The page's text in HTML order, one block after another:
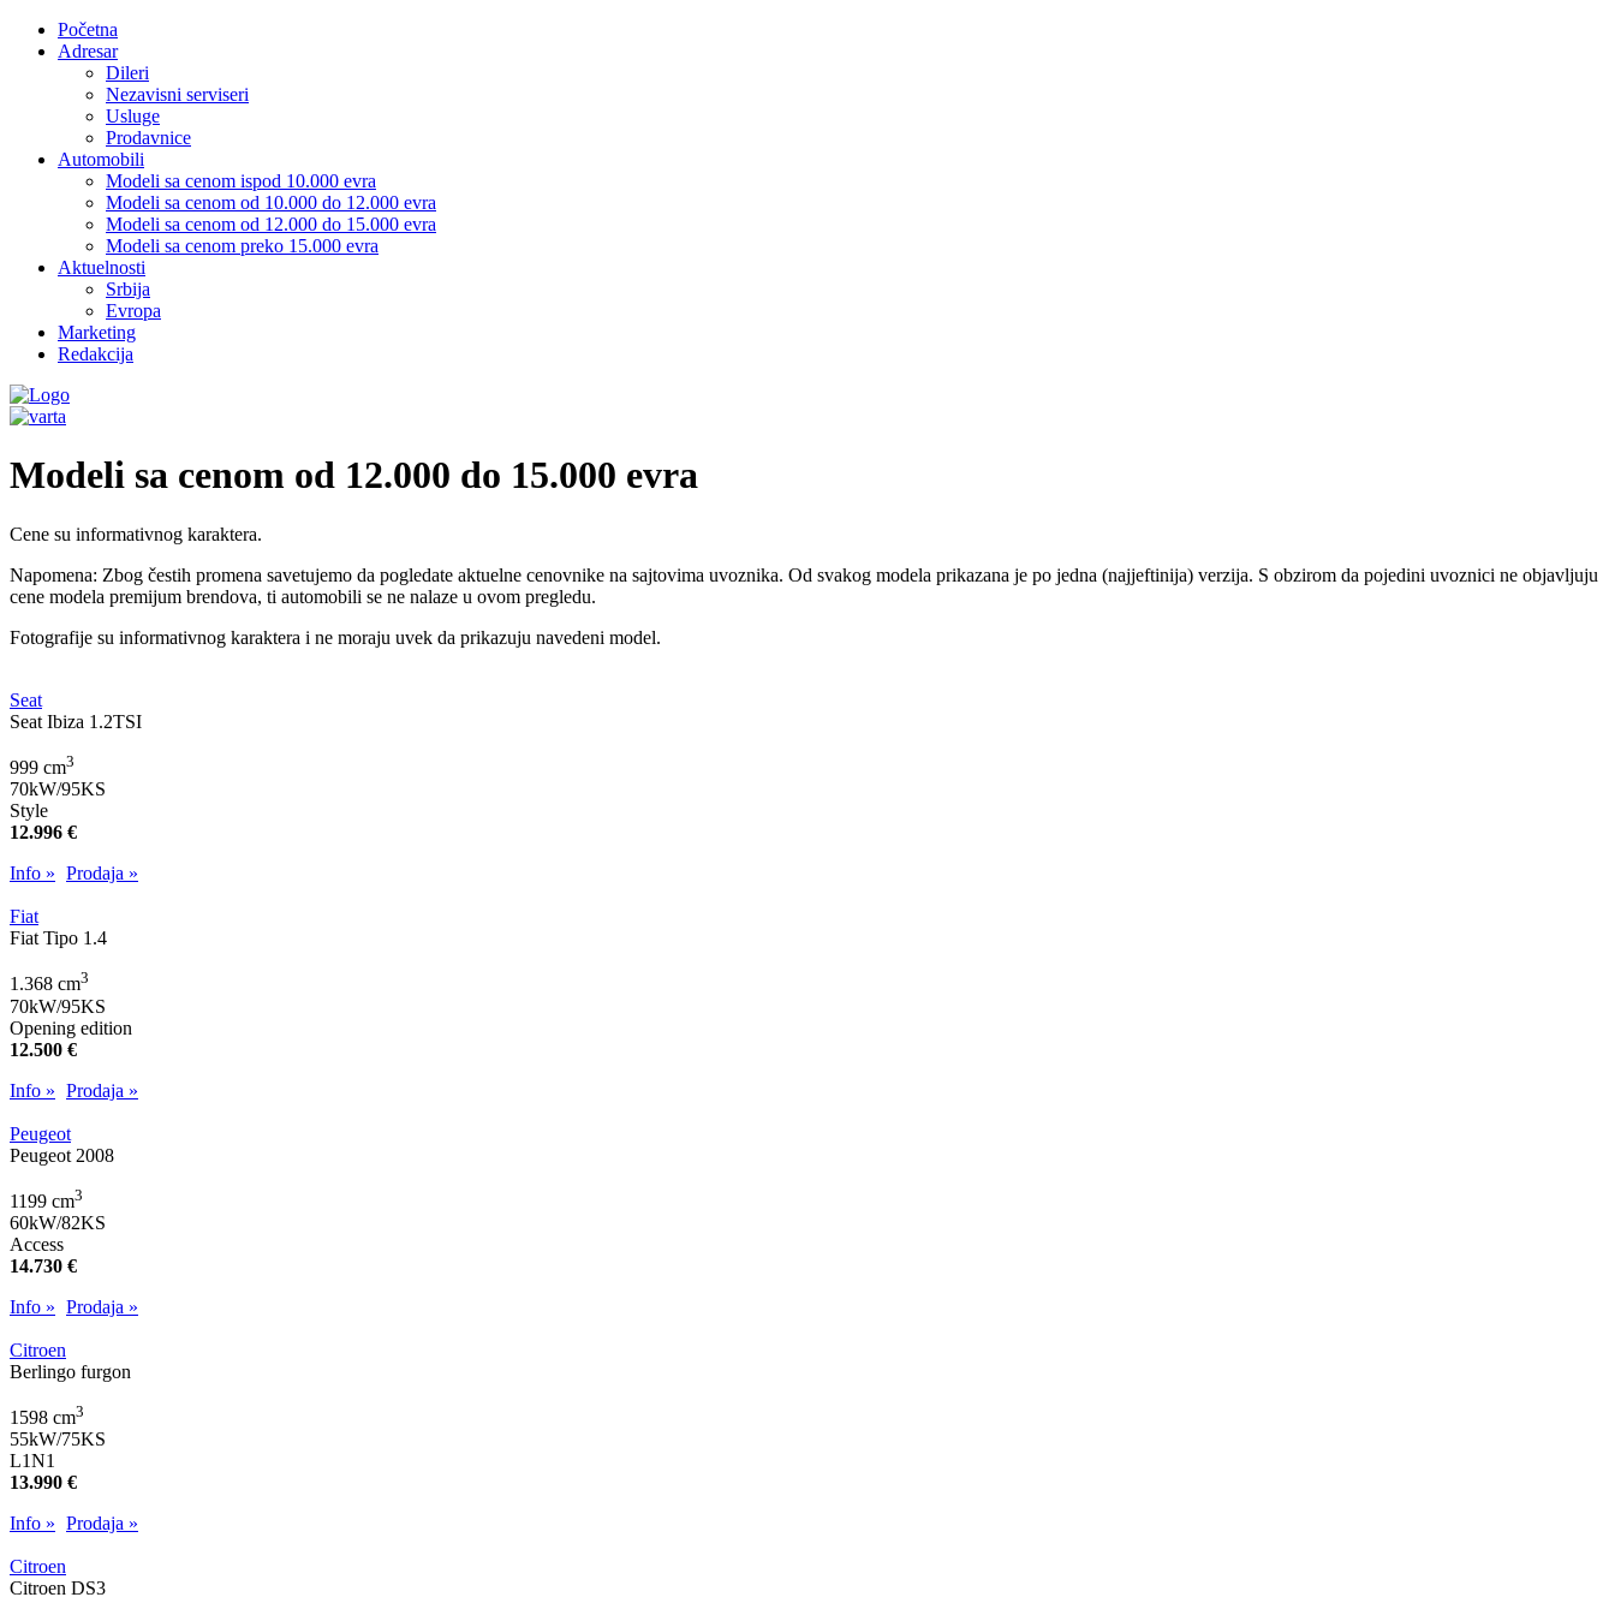
Početna
Adresar
Dileri
Nezavisni serviseri
Usluge
Prodavnice
Automobili
Modeli sa cenom ispod 10.000 evra
Modeli sa cenom od 10.000 do 12.000 evra
Modeli sa cenom od 12.000 do 15.000 evra
Modeli sa cenom preko 15.000 evra
Aktuelnosti
Srbija
Evropa
Marketing
Redakcija
Modeli sa cenom od 12.000 do 15.000 evra
Cene su informativnog karaktera.
Napomena: Zbog čestih promena savetujemo da pogledate aktuelne cenovnike na sajtovima uvoznika. Od svakog modela prikazana je po jedna (najjeftinija) verzija. S obzirom da pojedini uvoznici ne objavljuju
cene modela premijum brendova, ti automobili se ne nalaze u ovom pregledu.
Fotografije su informativnog karaktera i ne moraju uvek da prikazuju navedeni model.
Seat
Seat Ibiza 1.2TSI
999 cm3
70kW/95KS
Style
12.996 €
Info » Prodaja »
Fiat
Fiat Tipo 1.4
1.368 cm3
70kW/95KS
Opening edition
12.500 €
Info » Prodaja »
Peugeot
Peugeot 2008
1199 cm3
60kW/82KS
Access
14.730 €
Info » Prodaja »
Citroen
Berlingo furgon
1598 cm3
55kW/75KS
L1N1
13.990 €
Info » Prodaja »
Citroen
Citroen DS3